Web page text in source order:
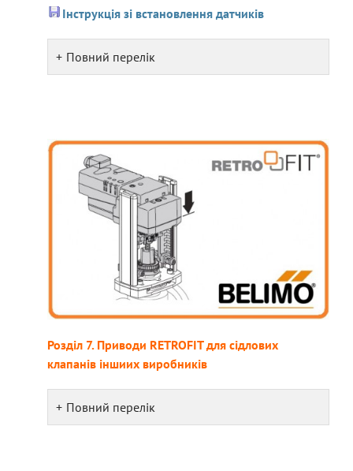
Інструкція зі встановлення датчиків
Повний перелік
Розділ 7. Приводи RETROFIT для сідлових
клапанів іншиих виробників
Повний перелік